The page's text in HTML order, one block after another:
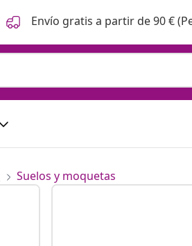
Envío gratis a partir de 90 €
Suelos y moquetas